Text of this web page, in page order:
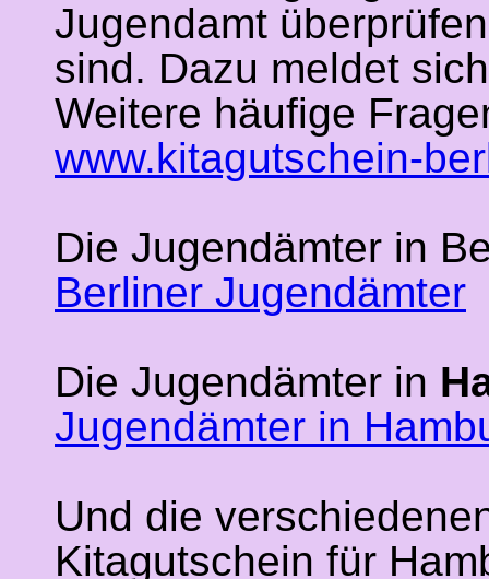
Jugendamt
sind. Dazu meldet
Weitere häufige
www.kitagutschein-
Die Jugendämter in
Berliner Jugendämter
Die Jugendämter in
Jugendämter in
Und die
Kitagutschein für